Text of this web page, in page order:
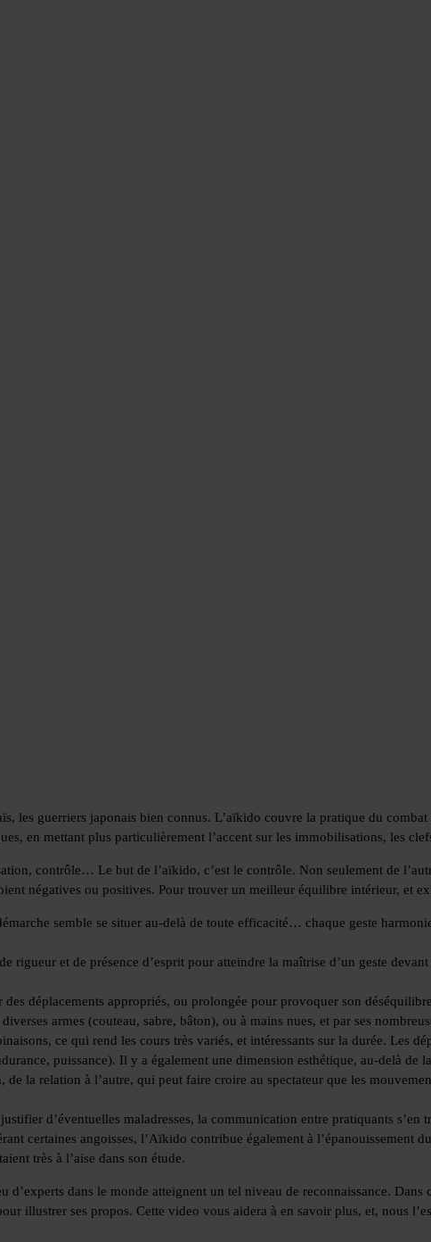
les guerriers japonais bien connus. L’aïkido couvre la pratique du
en mettant plus particulièrement l’accent sur les immobilisations, les
contrôle… Le but de l’aïkido, c’est le contrôle. Non seulement de
négatives ou positives. Pour trouver un meilleur équilibre intérieur, et
semble se situer au-delà de toute efficacité… chaque geste
rigueur et de présence d’esprit pour atteindre la maîtrise d’un geste
déplacements appropriés, ou prolongée pour provoquer son
armes (couteau, sabre, bâton), ou à mains nues, et par ses
ce qui rend les cours très variés, et intéressants sur la durée. Les
puissance). Il y a également une dimension esthétique, au-delà de
la relation à l’autre, qui peut faire croire au spectateur que les
d’éventuelles maladresses, la communication entre pratiquants s’en
certaines angoisses, l’Aïkido contribue également à l’épanouissement
très à l’aise dans son étude.
dans le monde atteignent un tel niveau de reconnaissance.
illustrer ses propos. Cette video vous aidera à en savoir plus, et, nous